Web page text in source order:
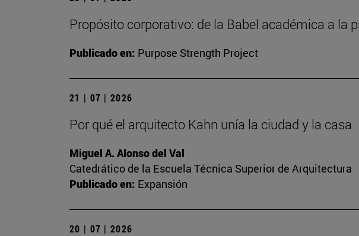
Propósito corporativo: de la Babel académica a la
Publicado en: Purpose Strength Project
21 | 07 | 2026
Por qué el arquitecto Kahn unía la ciudad y la casa
Miguel A. Alonso del Val
Catedrático de la Escuela Técnica Superior de Arquitectura
Publicado en: Expansión
20 | 07 | 2026